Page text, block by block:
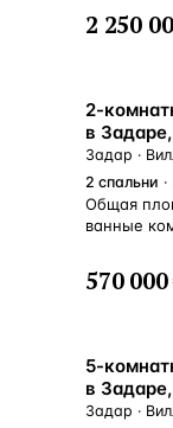
Анталия —
2 250
2-
в
Задар ·
2 спальни
Общая
ванные
570 000
БЛИЗКО К
5-
в
Задар ·